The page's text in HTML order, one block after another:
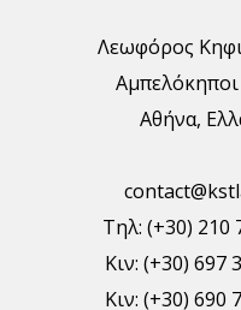
Λεωφόρος
Αθήνα,
Τηλ: (+30) 210
Κιν: (+30) 697
Κιν: (+30) 690